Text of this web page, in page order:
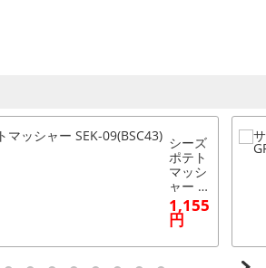
シーズ
ポテト
マッシ
ャー S
EK-09
(BSC4
3)
1,155
円